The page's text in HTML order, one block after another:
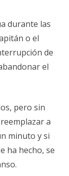
durante las
o el
de
el
pero sin
a
minuto y si
ha hecho, se